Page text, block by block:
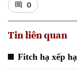
0
Tin liên quan
Fitch hạ xếp